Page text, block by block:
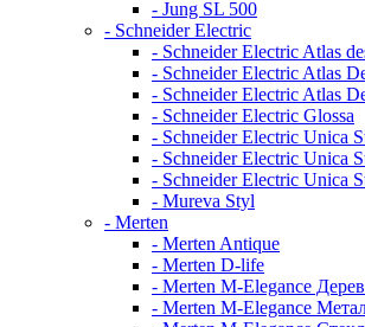
- Jung SL 500
- Schneider Electric
- Schneider Electric Atlas
- Schneider Electric Atlas
- Schneider Electric Atlas
- Schneider Electric Glossa
- Schneider Electric Unica
- Schneider Electric Unica
- Schneider Electric Unica
- Mureva Styl
- Merten
- Merten Antique
- Merten D-life
- Merten M-Elegance
- Merten M-Elegance